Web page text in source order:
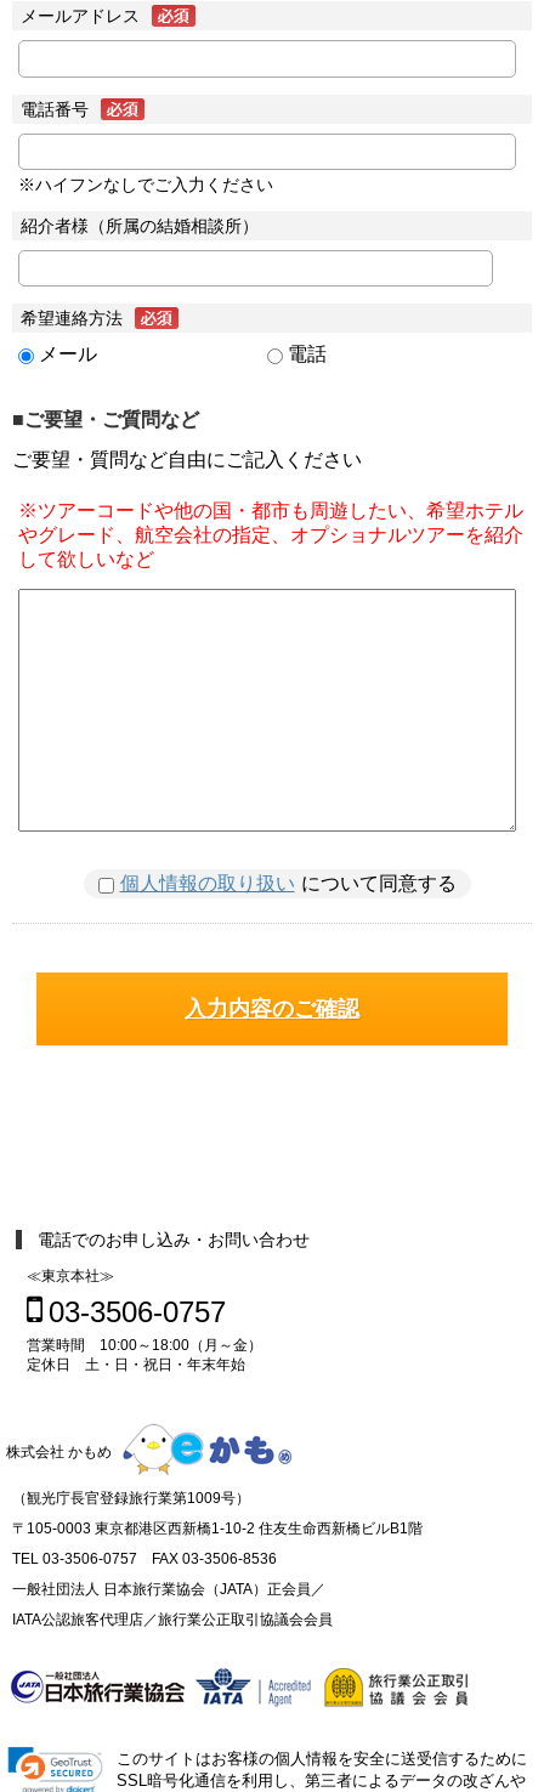
メールアドレス
電話番号
※ハイフンなしでご入力ください
紹介者様（所属の結婚相談所）
希望連絡方法
メール 電話
■ご要望・ご質問など
ご要望・質問など自由にご記入ください
※ツアーコードや他の国・都市も周遊したい、希望ホテル
やグレード、航空会社の指定、オプショナルツアーを紹介
して欲しいなど
個人情報の取り扱い について同意する
電話でのお申し込み・お問い合わせ
≪東京本社≫
03-3506-0757
営業時間 10:00～18:00（月～金）
定休日 土・日・祝日・年末年始
株式会社 かもめ
（観光庁長官登録旅行業第1009号）
〒105-0003 東京都港区西新橋1-10-2 住友生命西新橋ビルB1階
TEL 03-3506-0757 FAX 03-3506-8536
一般社団法人 日本旅行業協会（JATA）正会員／
IATA公認旅客代理店／旅行業公正取引協議会会員
このサイトはお客様の個人情報を安全に送受信するために
SSL暗号化通信を利用し、第三者によるデータの改ざんや